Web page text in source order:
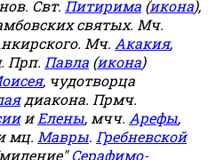
Свт. Питирима (икона),
святых. Мч.
Мч. Акакия,
Прп. Павла (икона)
, чудотворца
диакона. Прмч.
иЕлены, мчч. Арефы,
мц. Мавры. Гребневской
Серафимо-